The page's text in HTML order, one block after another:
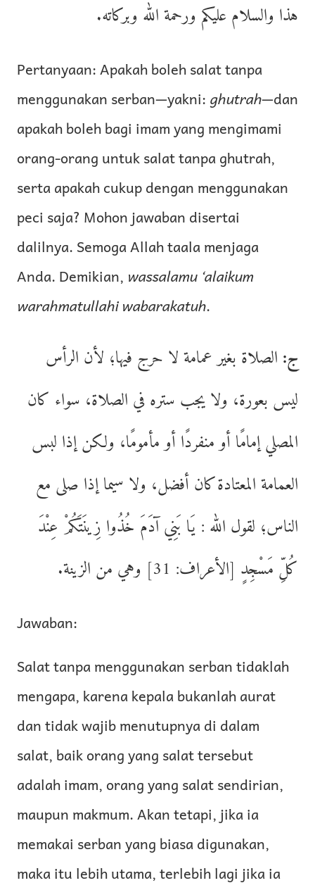
هذا والسلام عليكم ورحمة الله وبركاته.
Pertanyaan: Apakah boleh salat tanpa
menggunakan serban—yakni: ghutrah—dan
apakah boleh bagi imam yang mengimami
orang-orang untuk salat tanpa ghutrah,
serta apakah cukup dengan menggunakan
peci saja? Mohon jawaban disertai
dalilnya. Semoga Allah taala menjaga
Anda. Demikian, wassalamu ‘alaikum
warahmatullahi wabarakatuh.
ج: الصلاة بغير عمامة لا حرج فيها؛ لأن الرأس
ليس بعورة، ولا يجب ستره في الصلاة، سواء كان
المصلي إمامًا أو منفردًا أو مأمومًا، ولكن إذا لبس
العمامة المعتادة كان أفضل، ولا سيما إذا صلى مع
الناس؛ لقول الله : يَا بَنِي آدَمَ خُذُوا زِينَتَكُمْ عِنْدَ
كُلِّ مَسْجِدٍ [الأعراف: 31] وهي من الزينة.
Jawaban:
Salat tanpa menggunakan serban tidaklah
mengapa, karena kepala bukanlah aurat
dan tidak wajib menutupnya di dalam
salat, baik orang yang salat tersebut
adalah imam, orang yang salat sendirian,
maupun makmum. Akan tetapi, jika ia
memakai serban yang biasa digunakan,
maka itu lebih utama, terlebih lagi jika ia